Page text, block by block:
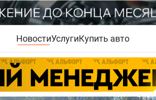
НовостиУслугиКупить авто